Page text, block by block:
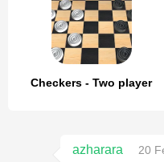
Checkers - Two player
azharara
20